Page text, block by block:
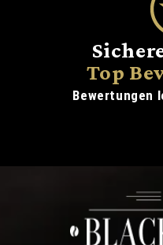
Top
Bewertungen